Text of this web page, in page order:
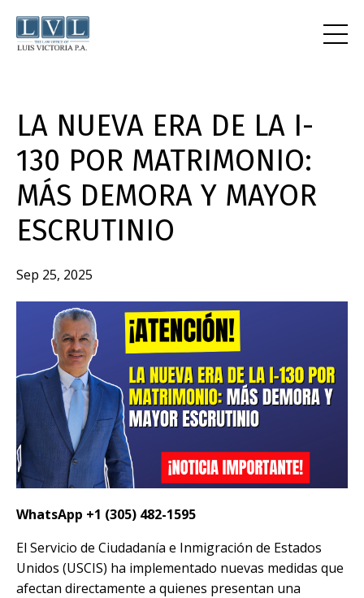
LA NUEVA ERA DE LA I-
130 POR MATRIMONIO:
MÁS DEMORA Y MAYOR
ESCRUTINIO
Sep 25, 2025
WhatsApp +1 (305) 482-1595
El Servicio de Ciudadanía e Inmigración de Estados
Unidos (USCIS) ha implementado nuevas medidas que
afectan directamente a quienes presentan una